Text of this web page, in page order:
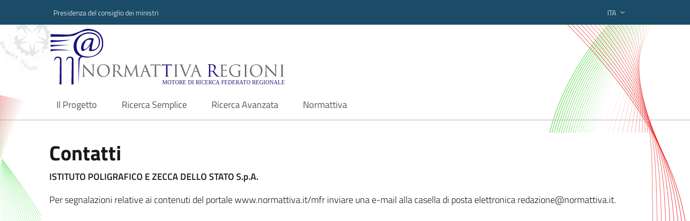
Presidenza del consiglio dei ministri ITA
Normattiva Regioni - Motore di ricerca federato regionale
Il Progetto
current Ricerca Semplice Ricerca Avanzata Normattiva
Contatti
ISTITUTO POLIGRAFICO E ZECCA DELLO STATO S.p.A.
Per segnalazioni relative ai contenuti del portale www.normattiva.it/mfr inviare una e-mail alla casella di posta elettronica redazione@normattiva.it.